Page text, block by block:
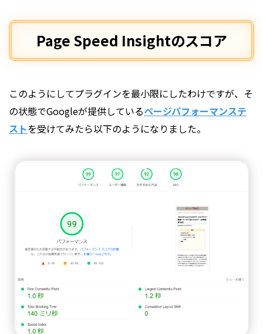
Page Speed Insightのスコア
このようにしてプラグインを最小限にしたわけですが、そ
の状態でGoogleが提供しているページパフォーマンステ
ストを受けてみたら以下のようになりました。